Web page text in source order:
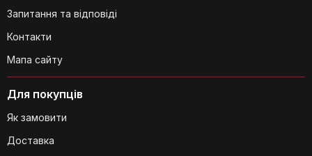
Як саме панелі впливають на якість
Для покупців
Як замовити
Доставка
Запитання та відповіді
Контакти
Мапа сайту